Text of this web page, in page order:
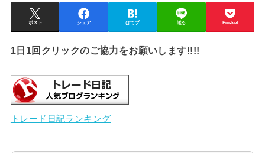
ポスト シェア はてブ 送る Pocket
1日1回クリックのご協力をお願いします!!!!
トレード日記ランキング